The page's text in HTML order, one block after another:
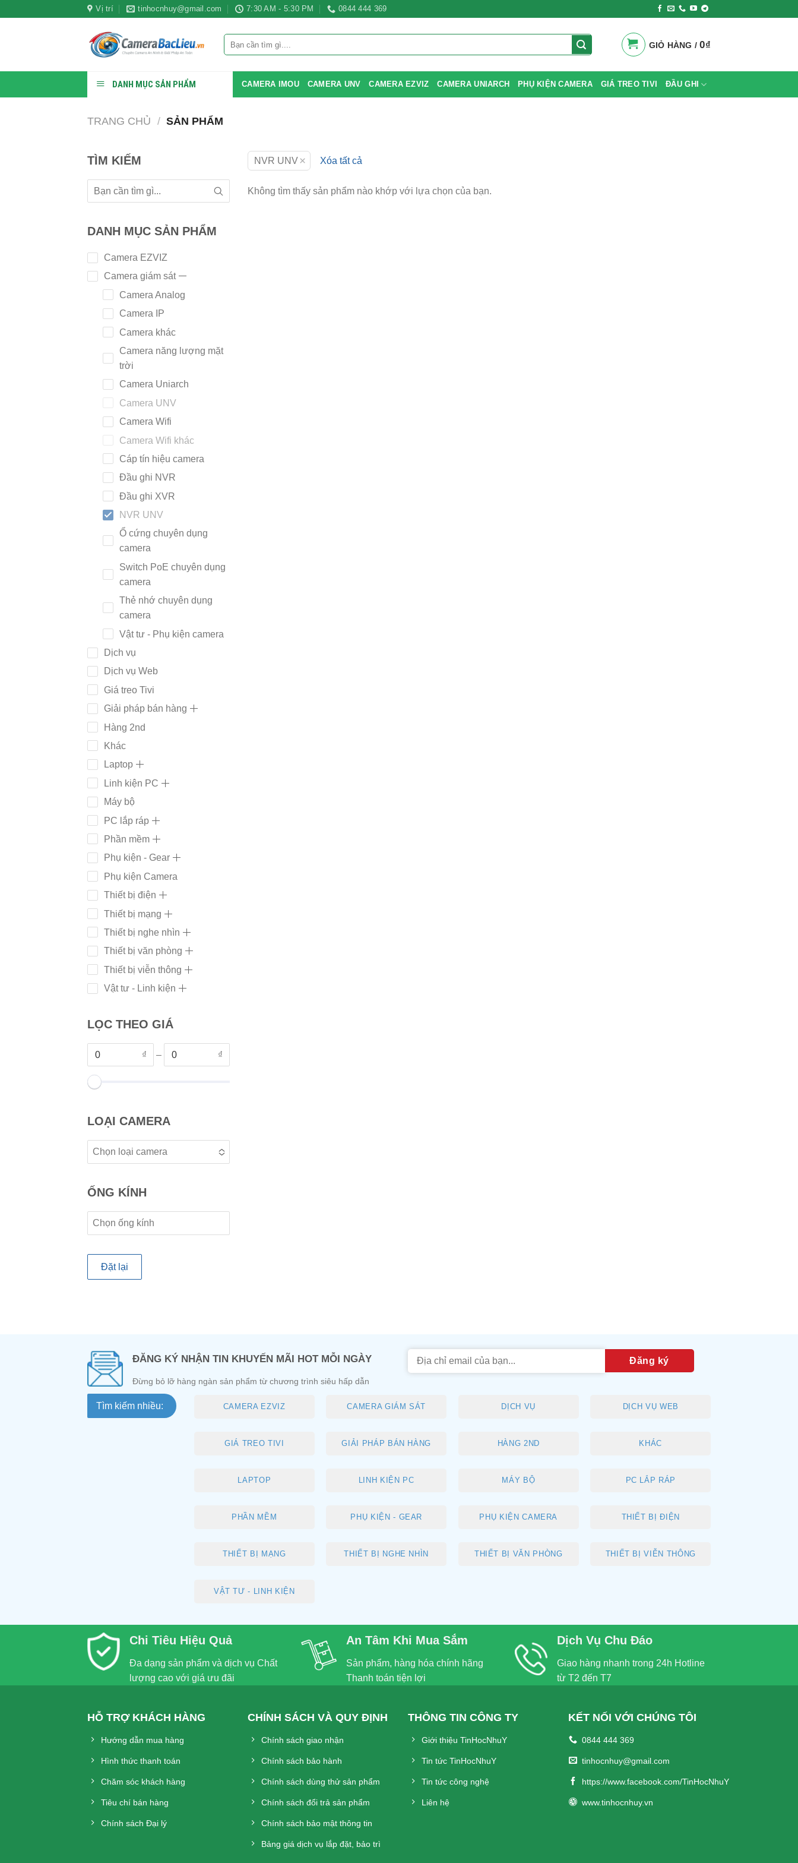
Vị trí tinhocnhuy@gmail.com 7:30 AM - 5:30 PM 0844 444 369
kiếm:
GIỎ HÀNG /0₫
DANH MỤC SẢN PHẨM CAMERA IMOU CAMERA UNV CAMERA EZVIZ CAMERA UNIARCH PHỤ KIỆN CAMERA GIÁ TREO TIVI ĐẦU GHI
TRANG CHỦ / SẢN PHẨM
TÌM KIẾM
DANH MỤC SẢN PHẨM
Camera EZVIZ
Camera giám sát
Camera Analog
Camera IP
Camera khác
Camera năng lượng mặt
trời
Camera Uniarch
Camera UNV
Camera Wifi
Camera Wifi khác
Cáp tín hiệu camera
Đầu ghi NVR
Đầu ghi XVR
NVR UNV
Ổ cứng chuyên dụng
camera
Switch PoE chuyên dụng
camera
Thẻ nhớ chuyên dụng
camera
Vật tư - Phụ kiện camera
Dịch vụ
Dịch vụ Web
Giá treo Tivi
Giải pháp bán hàng
Hàng 2nd
Khác
Laptop
Linh kiện PC
Máy bộ
PC lắp ráp
Phần mềm
Phụ kiện - Gear
Phụ kiện Camera
Thiết bị điện
Thiết bị mạng
Thiết bị nghe nhìn
Thiết bị văn phòng
Thiết bị viễn thông
Vật tư - Linh kiện
LỌC THEO GIÁ
₫ – ₫
LOẠI CAMERA
Chọn loại camera
ỐNG KÍNH
Đặt lại
NVR UNV× Xóa tất cả
Không tìm thấy sản phẩm nào khớp với lựa chọn của bạn.
ĐĂNG KÝ NHẬN TIN KHUYẾN MÃI HOT MỖI NGÀY
Đừng bỏ lỡ hàng ngàn sản phẩm từ chương trình siêu hấp dẫn
Tìm kiếm nhiều: CAMERA EZVIZ CAMERA GIÁM SÁT DỊCH VỤ DỊCH VỤ WEB
GIÁ TREO TIVI GIẢI PHÁP BÁN HÀNG HÀNG 2ND KHÁC
LAPTOP LINH KIỆN PC MÁY BỘ PC LẮP RÁP
PHẦN MỀM PHỤ KIỆN - GEAR PHỤ KIỆN CAMERA THIẾT BỊ ĐIỆN
THIẾT BỊ MẠNG THIẾT BỊ NGHE NHÌN THIẾT BỊ VĂN PHÒNG THIẾT BỊ VIỄN THÔNG
VẬT TƯ - LINH KIỆN
Chi Tiêu Hiệu Quả
Đa dạng sản phẩm và dịch vụ Chất
lượng cao với giá ưu đãi
An Tâm Khi Mua Sắm
Sản phẩm, hàng hóa chính hãng
Thanh toán tiện lợi
Dịch Vụ Chu Đáo
Giao hàng nhanh trong 24h Hotline
từ T2 đến T7
HỖ TRỢ KHÁCH HÀNG
Hướng dẫn mua hàng
Hình thức thanh toán
Chăm sóc khách hàng
Tiêu chí bán hàng
Chính sách Đại lý
CHÍNH SÁCH VÀ QUY ĐỊNH
Chính sách giao nhận
Chính sách bảo hành
Chính sách dùng thử sản phẩm
Chính sách đổi trả sản phẩm
Chính sách bảo mật thông tin
Bảng giá dịch vụ lắp đặt, bảo trì
THÔNG TIN CÔNG TY
Giới thiệu TinHocNhuY
Tin tức TinHocNhuY
Tin tức công nghệ
Liên hệ
KẾT NỐI VỚI CHÚNG TÔI
0844 444 369
tinhocnhuy@gmail.com
https://www.facebook.com/TinHocNhuY
www.tinhocnhuy.vn